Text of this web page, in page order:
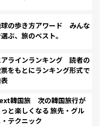
の歩き方アワード みんな
ぶ、旅のベスト。
アラインランキング 読者の
をもとにランキング形式で
韓国旅 次の韓国旅行が
と楽しくなる 旅先・グル
・テクニック